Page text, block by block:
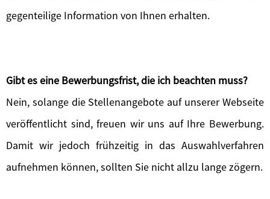
gegenteilige Information von Ihnen erhalten.
Gibt es eine Bewerbungsfrist, die ich beachten muss?
Nein, solange die Stellenangebote auf unserer Webseite
veröffentlicht sind, freuen wir uns auf Ihre Bewerbung.
Damit wir jedoch frühzeitig in das Auswahlverfahren
aufnehmen können, sollten Sie nicht allzu lange zögern.